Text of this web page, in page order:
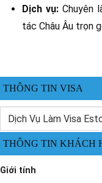
Dịch vụ: Chuyên
tác Châu Âu trọn
THÔNG TIN VISA
THÔNG TIN KHÁCH
Giới tính